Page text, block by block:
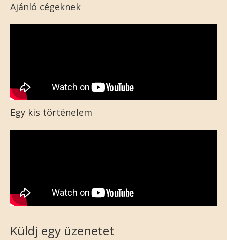
Ajánló cégeknek
Egy kis történelem
Küldj egy üzenetet